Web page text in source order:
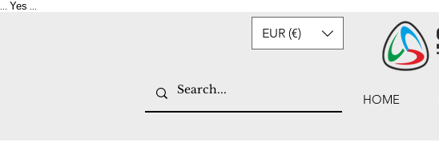
Yes
EUR (€)
HOME